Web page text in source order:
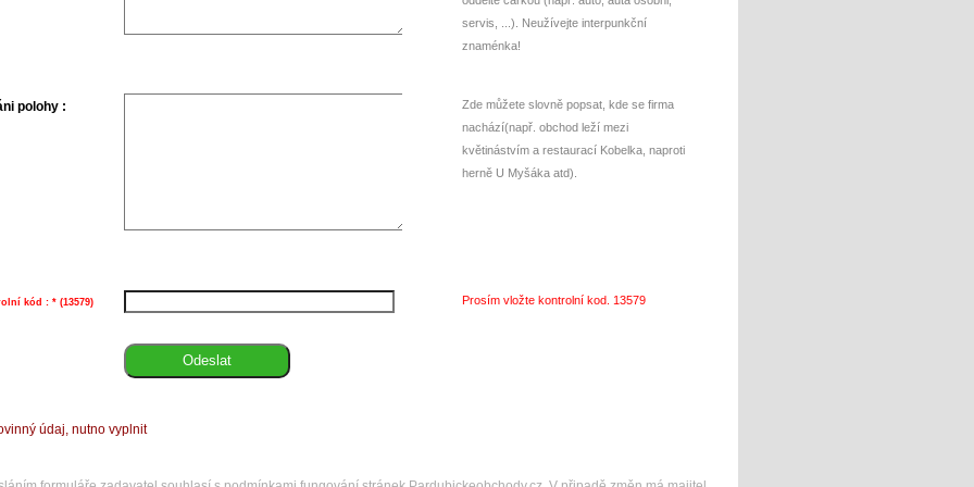
polohy :
kód : * (13579)
servis, ...). Neužívejte interpunkční
znaménka!
Zde můžete slovně popsat, kde se firma
nachází(např. obchod leží mezi
květinástvím a restaurací Kobelka, naproti
herně U Myšáka atd).
Prosím vložte kontrolní kod. 13579
údaj, nutno vyplnit